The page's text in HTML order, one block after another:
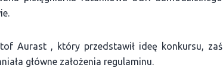
Aurast , który przedstawił ideę konkursu, zaś
główne założenia regulaminu.